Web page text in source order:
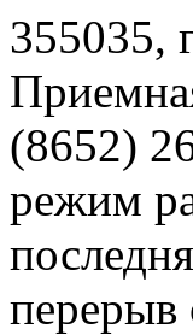
355035,
(8652)
режим
перерыв